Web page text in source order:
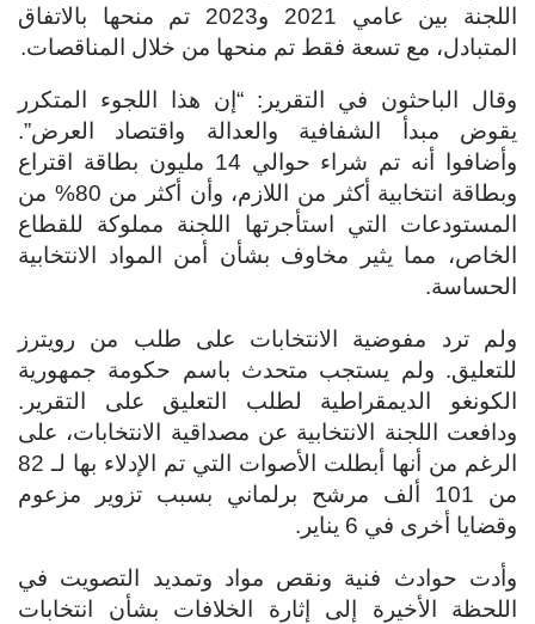
اللجنة بين عامي 2021 و2023 تم منحها بالاتفاق
المتبادل، مع تسعة فقط تم منحها من خلال المناقصات.
وقال الباحثون في التقرير: “إن هذا اللجوء المتكرر
يقوض مبدأ الشفافية والعدالة واقتصاد العرض”.
وأضافوا أنه تم شراء حوالي 14 مليون بطاقة اقتراع
وبطاقة انتخابية أكثر من اللازم، وأن أكثر من 80% من
المستودعات التي استأجرتها اللجنة مملوكة للقطاع
الخاص، مما يثير مخاوف بشأن أمن المواد الانتخابية
الحساسة.
ولم ترد مفوضية الانتخابات على طلب من رويترز
للتعليق. ولم يستجب متحدث باسم حكومة جمهورية
الكونغو الديمقراطية لطلب التعليق على التقرير.
ودافعت اللجنة الانتخابية عن مصداقية الانتخابات، على
الرغم من أنها أبطلت الأصوات التي تم الإدلاء بها لـ 82
من 101 ألف مرشح برلماني بسبب تزوير مزعوم
وقضايا أخرى في 6 يناير.
وأدت حوادث فنية ونقص مواد وتمديد التصويت في
اللحظة الأخيرة إلى إثارة الخلافات بشأن انتخابات